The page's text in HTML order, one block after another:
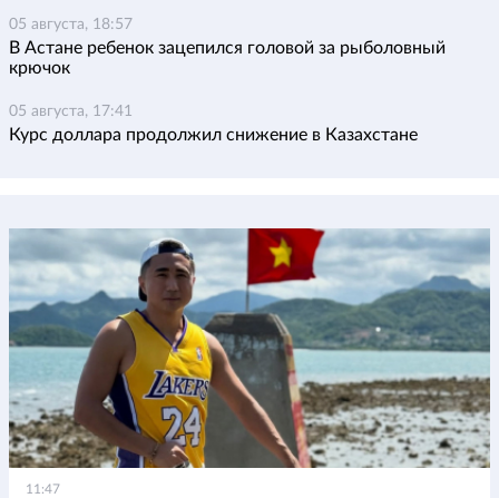
05 августа, 18:57
В Астане ребенок зацепился головой за рыболовный
крючок
05 августа, 17:41
Курс доллара продолжил снижение в Казахстане
11:47